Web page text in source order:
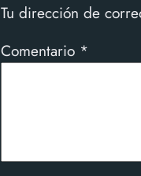
Tu dirección de
Comentario *